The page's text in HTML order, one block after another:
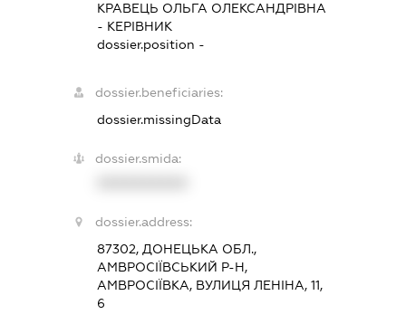
КРАВЕЦЬ ОЛЬГА ОЛЕКСАНДРІВНА
- КЕРІВНИК
dossier.position -
dossier.beneficiaries:
dossier.missingData
dossier.smida:
dossier.address:
87302, ДОНЕЦЬКА ОБЛ.,
АМВРОСІЇВСЬКИЙ Р-Н,
АМВРОСІЇВКА, ВУЛИЦЯ ЛЕНІНА, 11,
6